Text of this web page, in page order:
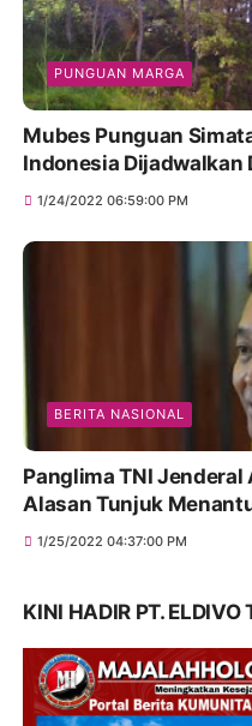
PUNGUAN MARGA
Mubes Punguan
Indonesia Dijadwalkan
1/24/2022 06:59:00 PM
BERITA NASIONAL
Panglima TNI
Alasan Tunjuk
1/25/2022 04:37:00 PM
KINI HADIR PT. ELDIVO